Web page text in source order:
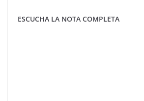
ESCUCHA LA NOTA COMPLETA